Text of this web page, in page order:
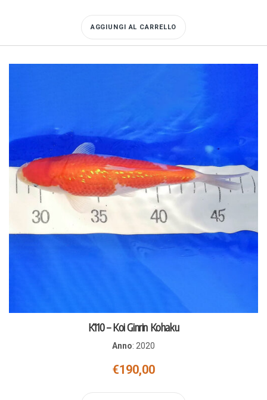
AGGIUNGI AL CARRELLO
K110 – Koi Ginrin Kohaku
Anno: 2020
€190,00